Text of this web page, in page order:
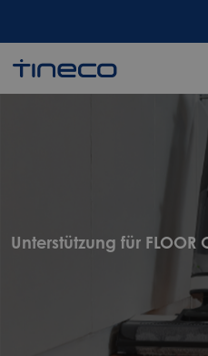
Unterstützung für FLOOR